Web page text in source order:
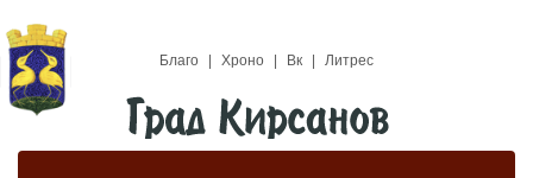
Благо Хроно Вк Литрес